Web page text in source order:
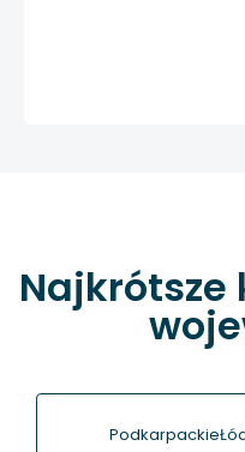
Najkrótsze
Podkarpackie